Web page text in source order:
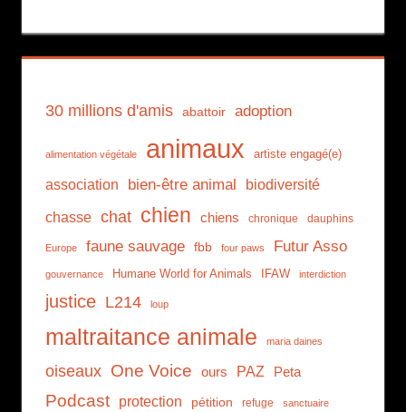
30 millions d'amis abattoir adoption
alimentation végétale animaux artiste engagé(e)
association bien-être animal biodiversité
chasse chat chien chiens chronique dauphins
Europe faune sauvage fbb four paws Futur Asso
gouvernance Humane World for Animals IFAW interdiction
justice L214 loup
maltraitance animale maria daines
oiseaux One Voice ours PAZ Peta
Podcast protection pétition refuge sanctuaire